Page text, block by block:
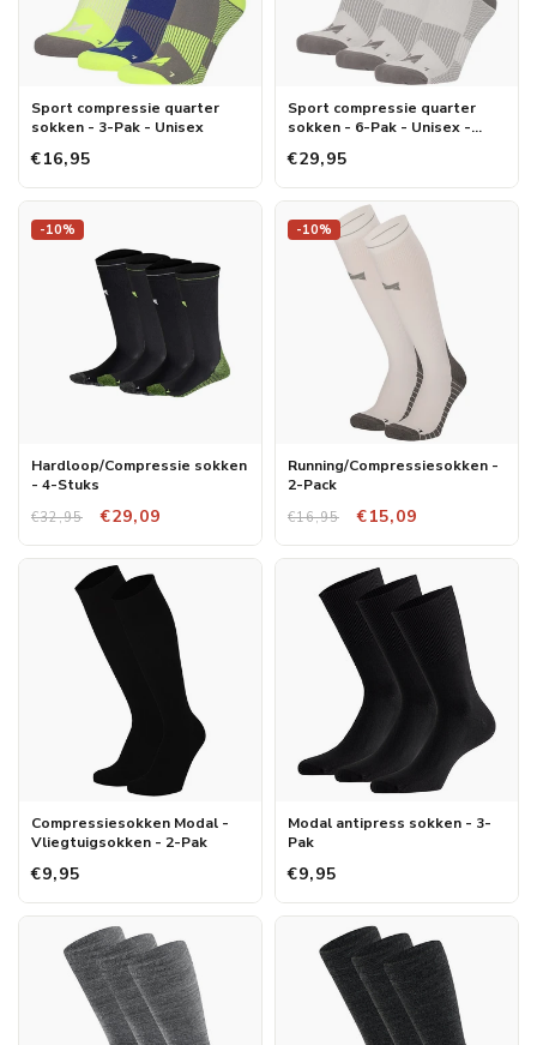
Sport compressie quarter
sokken - 3-Pak - Unisex
€16,95
Sport compressie quarter
sokken - 6-Pak - Unisex -
€29,95
-10%
Hardloop/Compressie sokken
- 4-Stuks
€32,95 €29,09
-10%
Running/Compressiesokken -
2-Pack
€16,95 €15,09
Compressiesokken Modal -
Vliegtuigsokken - 2-Pak
€9,95
Modal antipress sokken - 3-
Pak
€9,95